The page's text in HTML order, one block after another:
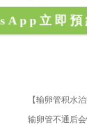
立即預
【输卵管积水
输卵管不通后